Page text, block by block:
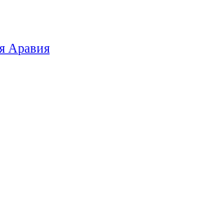
Аравия